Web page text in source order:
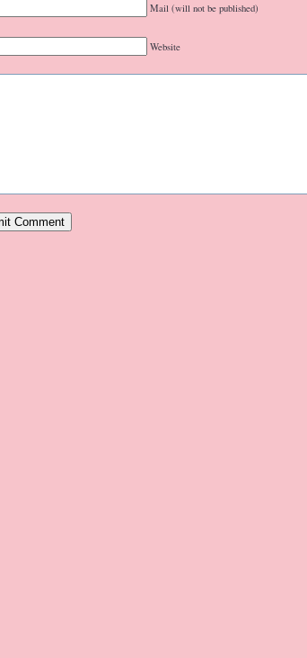
Mail (will not be published)
Website